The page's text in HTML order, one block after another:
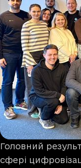
Головний
сфері